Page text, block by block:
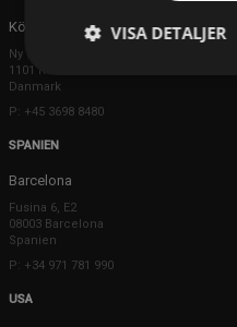
Köpenhamn
Ny Østergade 20
1101 København K
Danmark
P: +45 3698 8480
SPANIEN
Barcelona
Fusina 6, E2
08003 Barcelona
Spanien
P: +34 971 781 990
USA
VISA DETALJER